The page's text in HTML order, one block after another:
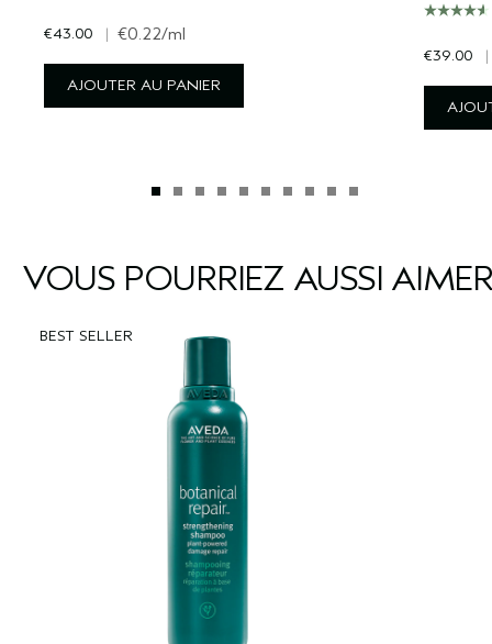
€43.00 | €0.22/ml
AJOUTER AU PANIER
€39.00 |
VOUS POURRIEZ AUSSI AIMER
BEST SELLER